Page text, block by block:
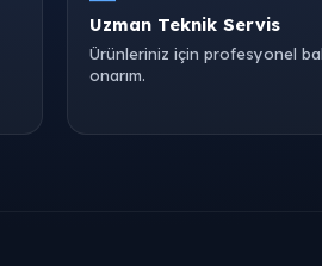
Uzman Teknik Servis
Ürünleriniz için profesyonel
onarım.